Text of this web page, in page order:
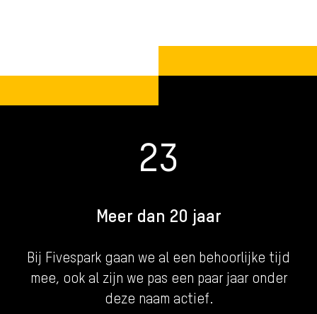
23
Meer dan 20 jaar
Bij Fivespark gaan we al een behoorlijke tijd
mee, ook al zijn we pas een paar jaar onder
deze naam actief.